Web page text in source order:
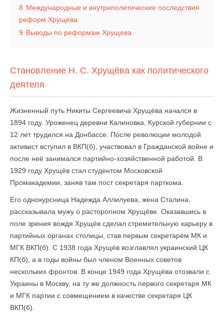
8 Международные и внутриполитические последствия
реформ Хрущёва
9 Выводы по реформам Хрущева
Становление Н. С. Хрущёва как политического
деятеля
Жизненный путь Никиты Сергеевича Хрущёва начался в
1894 году. Уроженец деревни Калиновка, Курской губернии с
12 лет трудился на Донбассе. После революции молодой
активист вступил в ВКП(б), участвовал в Гражданской войне и
после неё занимался партийно-хозяйственной работой. В
1929 году Хрущёв стал студентом Московской
Промакадемии, заняв там пост секретаря парткома.
Его однокурсница Надежда Аллилуева, жена Сталина,
рассказывала мужу о расторопном Хрущёве. Оказавшись в
поле зрения вождя Хрущёв сделал стремительную карьеру в
партийных органах столицы, став первым секретарём МК и
МГК ВКП(б). С 1938 года Хрущёв возглавлял украинский ЦК
КП(б), а в годы войны был членом Военных советов
нескольких фронтов. В конце 1949 года Хрущёва отозвали с
Украины в Москву, на ту же должность первого секретаря МК
и МГК партии с совмещением в качестве секретаря ЦК
ВКП(б).